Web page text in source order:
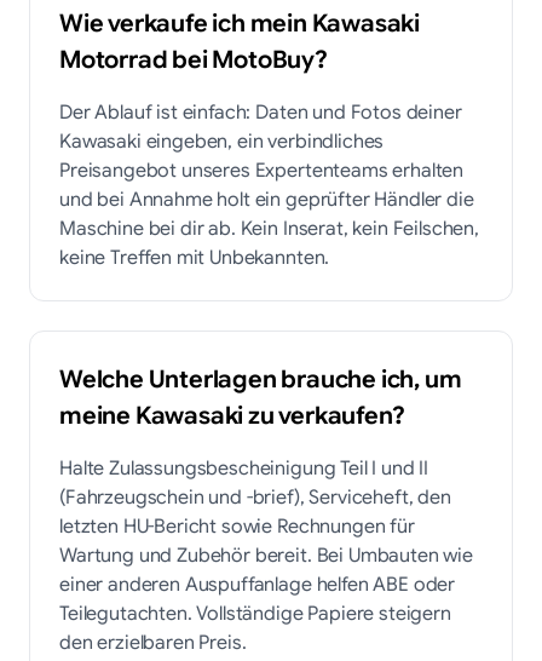
Wie verkaufe ich mein Kawasaki
Motorrad bei MotoBuy?
Der Ablauf ist einfach: Daten und Fotos deiner
Kawasaki eingeben, ein verbindliches
Preisangebot unseres Expertenteams erhalten
und bei Annahme holt ein geprüfter Händler die
Maschine bei dir ab. Kein Inserat, kein Feilschen,
keine Treffen mit Unbekannten.
Welche Unterlagen brauche ich, um
meine Kawasaki zu verkaufen?
Halte Zulassungsbescheinigung Teil I und II
(Fahrzeugschein und -brief), Serviceheft, den
letzten HU-Bericht sowie Rechnungen für
Wartung und Zubehör bereit. Bei Umbauten wie
einer anderen Auspuffanlage helfen ABE oder
Teilegutachten. Vollständige Papiere steigern
den erzielbaren Preis.